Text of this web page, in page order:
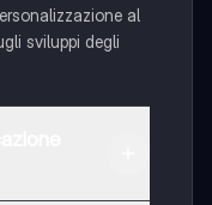
al
sviluppi degli